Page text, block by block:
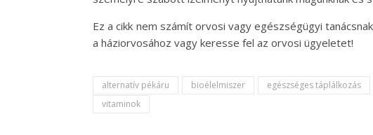
Ez a cikk nem számít orvosi vagy egészségügyi
a háziorvosához vagy keresse fel az orvosi ügyeletet!
alternatív pékáru bioélelmiszer egészséges táplálkozás
vitaminok